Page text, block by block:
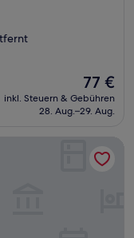
Der
Preis
beträgt
77 €
inkl. Steuern & Gebühren
28. Aug.–29. Aug.